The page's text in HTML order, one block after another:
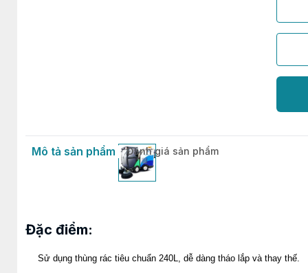
Mô tả sản phẩm Đánh giá sản phẩm
Đặc điểm:
Sử dụng thùng rác tiêu chuẩn 240L, dễ dàng tháo lắp và thay thế.